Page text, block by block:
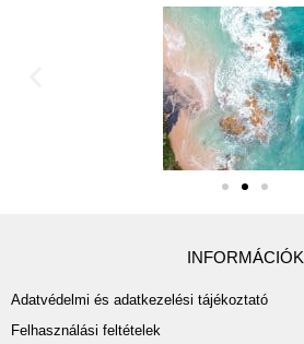
INFORMÁCIÓK
Adatvédelmi és adatkezelési tájékoztató
Felhasználási feltételek